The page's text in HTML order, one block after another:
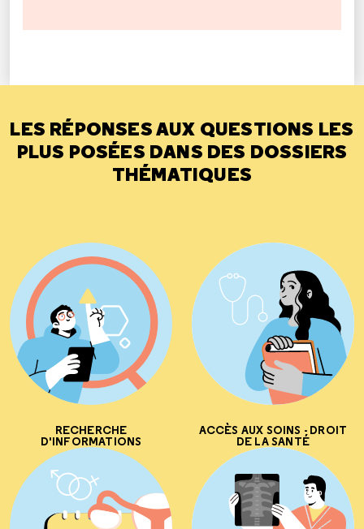
LES RÉPONSES AUX QUESTIONS LES
PLUS POSÉES DANS DES DOSSIERS
THÉMATIQUES
RECHERCHE
D'INFORMATIONS
ACCÈS AUX SOINS - DROIT
DE LA SANTÉ